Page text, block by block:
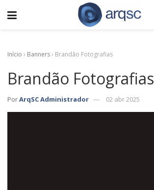
Início › Banners› Brandão Fotografias
Brandão Fotografias
PorArqSC Administrador 02 abr 2025